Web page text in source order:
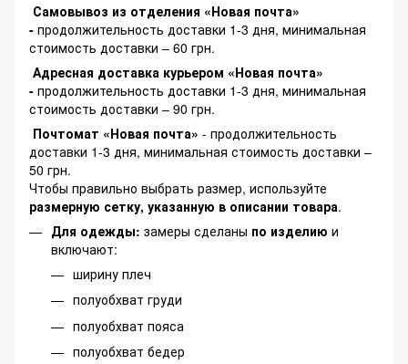
Самовывоз из отделения «Новая почта»
- продолжительность доставки 1-3 дня, минимальная
стоимость доставки – 60 грн.
Адресная доставка курьером «Новая почта»
- продолжительность доставки 1-3 дня, минимальная
стоимость доставки – 90 грн.
Почтомат «Новая почта» - продолжительность
доставки 1-3 дня, минимальная стоимость доставки –
50 грн.
Чтобы правильно выбрать размер, используйте
размерную сетку, указанную в описании товара.
Для одежды: замеры сделаны по изделию и
включают:
ширину плеч
полуобхват груди
полуобхват пояса
полуобхват бедер